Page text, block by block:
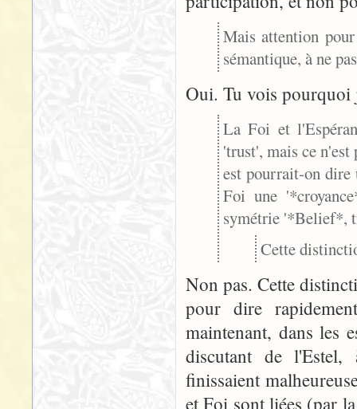
Mais attention
sémantique, à ne
Oui. Tu vois pourquoi
La Foi et
'trust', mais ce n'est
est pourrait-on
Foi une
symétrie '*Belief*,
Cette
Non pas. Cette
pour dire
maintenant, dans les
discutant de
finissaient
et Foi sont liées (par